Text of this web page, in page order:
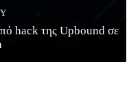
hack της Upbound σε